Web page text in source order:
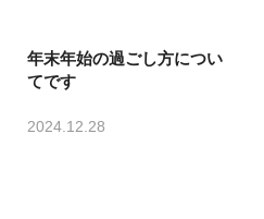
年末年始の過ごし方につい
てです
2024.12.28